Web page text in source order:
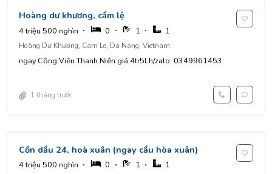
Hoàng dư khương, cẩm lệ
4 triệu 500 nghìn 0 1 1
Hoàng Dư Khương, Cam Le, Da Nang, Vietnam
ngay Công Viên Thanh Niên giá 4tr5Lh/zalo: 0349961453
1 tháng trước
Cồn dầu 24, hoà xuân (ngay cầu hòa xuân)
4 triệu 500 nghìn 0 1 1